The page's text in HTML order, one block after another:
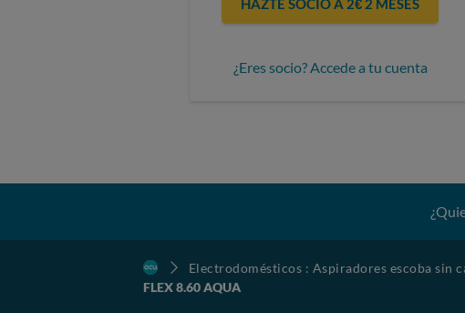
HAZTE SOCIO A 2€ 2 MESES
¿Eres socio? Accede a tu cuenta
Electrodomésticos : Aspiradores escoba sin
FLEX 8.60 AQUA